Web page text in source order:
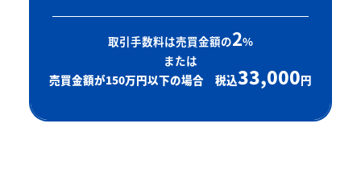
取引手数料は売買金額の2%
または
売買金額が150万円以下の場合 税込33,000円